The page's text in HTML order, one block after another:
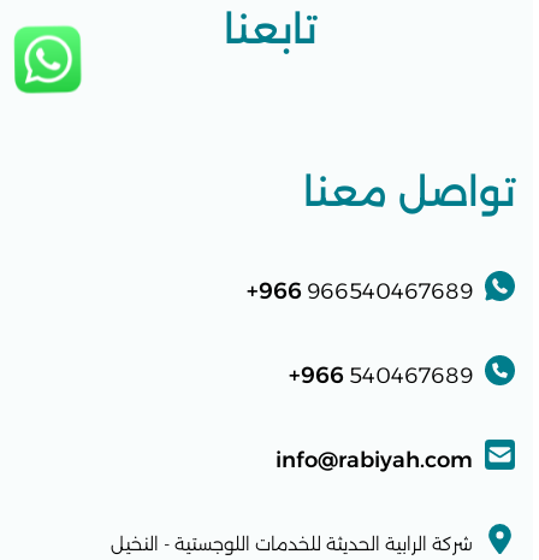
تواصل معنا
966540467689
966+
540467689
966+
info@rabiyah.com
شركة الرابية الحديثة للخدمات اللوجستية - النخيل
تابعنا